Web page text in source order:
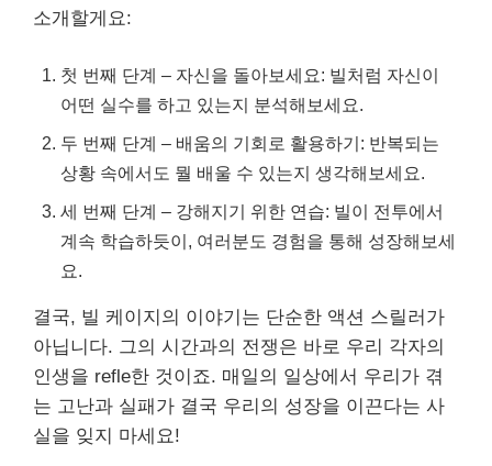
소개할게요:
첫 번째 단계 – 자신을 돌아보세요: 빌처럼 자신이
어떤 실수를 하고 있는지 분석해보세요.
두 번째 단계 – 배움의 기회로 활용하기: 반복되는
상황 속에서도 뭘 배울 수 있는지 생각해보세요.
세 번째 단계 – 강해지기 위한 연습: 빌이 전투에서
계속 학습하듯이, 여러분도 경험을 통해 성장해보세
요.
결국, 빌 케이지의 이야기는 단순한 액션 스릴러가
아닙니다. 그의 시간과의 전쟁은 바로 우리 각자의
인생을 refle한 것이죠. 매일의 일상에서 우리가 겪
는 고난과 실패가 결국 우리의 성장을 이끈다는 사
실을 잊지 마세요!